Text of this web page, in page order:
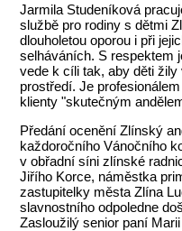
Jarmila Studeníková
službě pro rodiny s dětmi
dlouholetou oporou i při
selháváních. S respektem
vede k cíli tak, aby děti
prostředí. Je
klienty "skutečným
Předání ocenění Zlínský
každoročního Vánočního
v obřadní síni zlínské
Jiřího Korce, náměstka
zastupitelky města Zlína
slavnostního odpoledne
Zasloužilý senior paní